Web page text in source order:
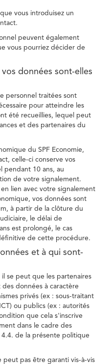
vous introduisez un
peuvent également
vous pourriez décider de
données sont-elles
personnel traitées sont
pour atteindre les
été recueillies, lequel peut
et des partenaires du
du SPF Economie,
celle-ci conserve vos
pendant 10 ans, au
de votre signalement.
lien avec votre signalement
vos données sont
à partir de la clôture du
le délai de
est prolongé, le cas
de cette procédure.
et à qui sont-
il se peut que les partenaires
données à caractère
privés (ex : sous-traitant
ou publics (ex : autorités
que cela s'inscrive
dans le cadre des
de la présente politique
peut pas être garanti vis-à-vis